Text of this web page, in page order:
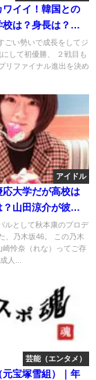
ワイイ！韓国との
は？身長は？コ
ごい勢いで成長をしてジ
して初優勝、 ２戦目も
リファイナル進出を決め
アイドル
応大学だが高校は
？山田涼介が彼氏
ルとして秋本康のプロデ
、乃木坂46。 この乃木
崎怜奈（れな）ってご存
人...
芸能（エンタメ）
元宝塚雪組）｜年